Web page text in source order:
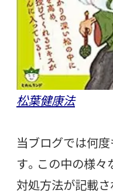
松葉健康法
当ブログでは何
す。この中の様々
対処方法が記載